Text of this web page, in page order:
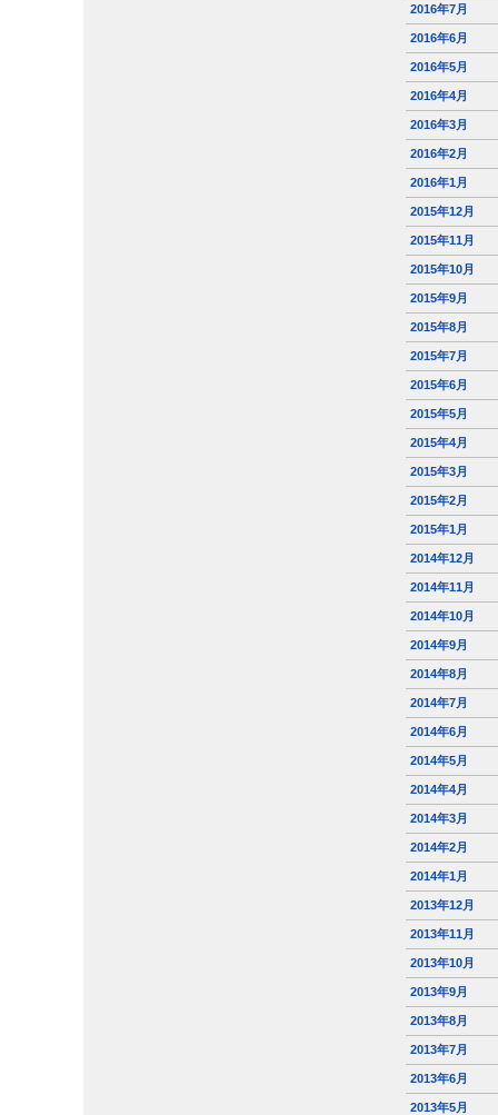
2016年7月
2016年6月
2016年5月
2016年4月
2016年3月
2016年2月
2016年1月
2015年12月
2015年11月
2015年10月
2015年9月
2015年8月
2015年7月
2015年6月
2015年5月
2015年4月
2015年3月
2015年2月
2015年1月
2014年12月
2014年11月
2014年10月
2014年9月
2014年8月
2014年7月
2014年6月
2014年5月
2014年4月
2014年3月
2014年2月
2014年1月
2013年12月
2013年11月
2013年10月
2013年9月
2013年8月
2013年7月
2013年6月
2013年5月